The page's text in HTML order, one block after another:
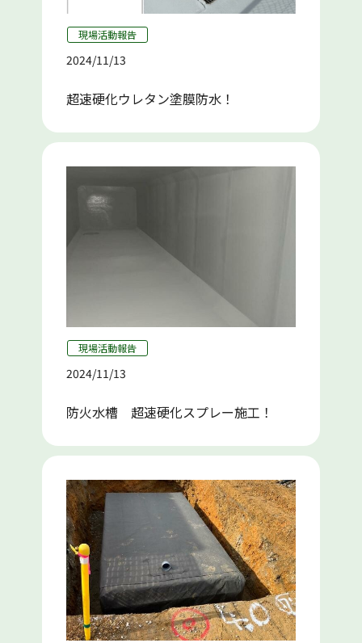
現場活動報告
2024/11/13
超速硬化ウレタン塗膜防水！
現場活動報告
2024/11/13
防火水槽 超速硬化スプレー施工！